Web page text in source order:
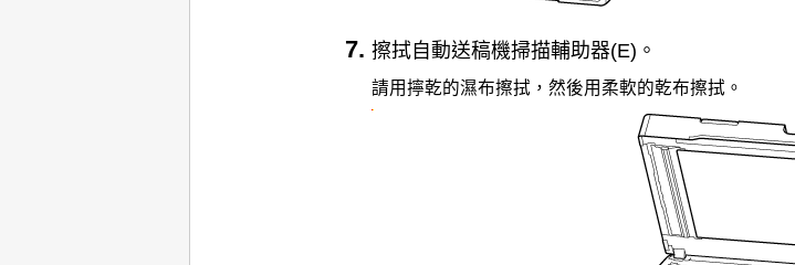
擦拭 自動送稿機掃描輔助器(E)。
請用擰乾的濕布擦拭，然後用柔軟的乾布擦拭。